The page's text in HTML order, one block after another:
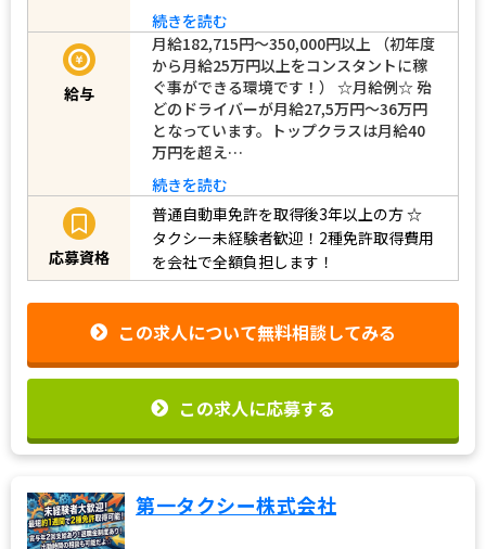
続きを読む
給与
月給182,715円～350,000円以上 （初年度
から月給25万円以上をコンスタントに稼
ぐ事ができる環境です！） ☆月給例☆ 殆
どのドライバーが月給27,5万円～36万円
となっています。トップクラスは月給40
万円を超え…
続きを読む
応募資格
普通自動車免許を取得後3年以上の方☆
タクシー未経験者歓迎！2種免許取得費用
を会社で全額負担します！
この求人について無料相談してみる
この求人に応募する
第一タクシー株式会社